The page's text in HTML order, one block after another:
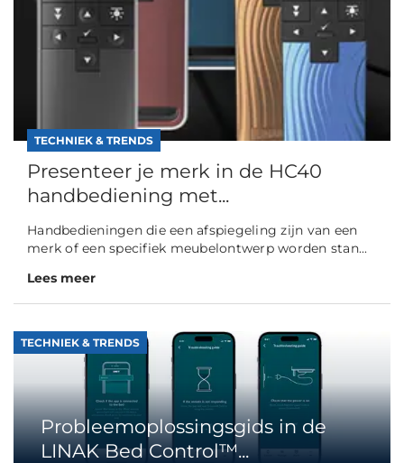
TECHNIEK & TRENDS
Presenteer je merk in de HC40
handbediening met...
Handbedieningen die een afspiegeling zijn van een
merk of een specifiek meubelontwerp worden stan...
Lees meer
TECHNIEK & TRENDS
Probleemoplossingsgids in de
LINAK Bed Control™...